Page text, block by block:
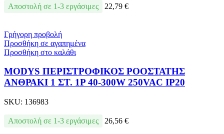
Αποστολή σε 1-3 εργάσιμες 22,79 €
Γρήγορη προβολή
Προσθήκη σε αγαπημένα
Προσθήκη στο καλάθι
MODYS ΠΕΡΙΣΤΡΟΦΙΚΟΣ ΡΟΟΣΤΑΤΗΣ
ΑΝΘΡΑΚΙ 1 ΣΤ. 1P 40-300W 250VAC IP20
SKU: 136983
Αποστολή σε 1-3 εργάσιμες 26,56 €